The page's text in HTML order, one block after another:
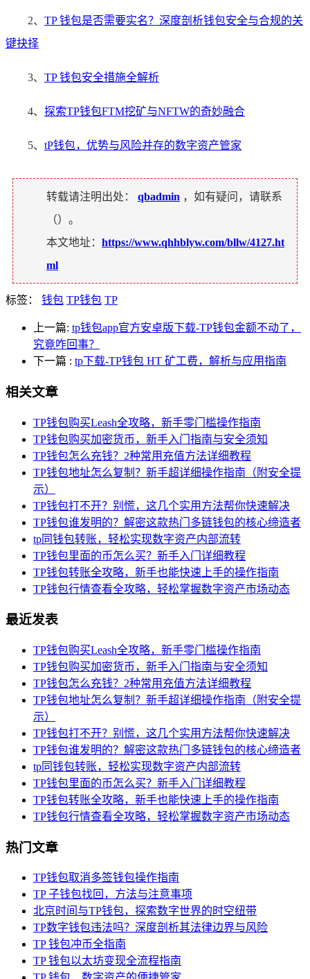
2、 TP 钱包是否需要实名？深度剖析钱包安全与合规的关
键抉择
3、 TP 钱包安全措施全解析
4、 探索TP钱包FTM挖矿与NFTW的奇妙融合
5、 tP钱包，优势与风险并存的数字资产管家
转载请注明出处： qbadmin ，如有疑问，请联系
（）。
本文地址： https://www.qhhblyw.com/bllw/4127.ht
ml
标签： 钱包 TP钱包 TP
上一篇: tp钱包app官方安卓版下载-TP钱包金额不动了，
究竟咋回事？
下一篇 : tp下载-TP钱包 HT 矿工费，解析与应用指南
相关文章
TP钱包购买Leash全攻略，新手零门槛操作指南
TP钱包购买加密货币，新手入门指南与安全须知
TP钱包怎么充钱？2种常用充值方法详细教程
TP钱包地址怎么复制？新手超详细操作指南（附安全提
示）
TP钱包打不开？别慌，这几个实用方法帮你快速解决
TP钱包谁发明的？解密这款热门多链钱包的核心缔造者
tp同钱包转账，轻松实现数字资产内部流转
TP钱包里面的币怎么买？新手入门详细教程
TP钱包转账全攻略，新手也能快速上手的操作指南
TP钱包行情查看全攻略，轻松掌握数字资产市场动态
最近发表
TP钱包购买Leash全攻略，新手零门槛操作指南
TP钱包购买加密货币，新手入门指南与安全须知
TP钱包怎么充钱？2种常用充值方法详细教程
TP钱包地址怎么复制？新手超详细操作指南（附安全提
示）
TP钱包打不开？别慌，这几个实用方法帮你快速解决
TP钱包谁发明的？解密这款热门多链钱包的核心缔造者
tp同钱包转账，轻松实现数字资产内部流转
TP钱包里面的币怎么买？新手入门详细教程
TP钱包转账全攻略，新手也能快速上手的操作指南
TP钱包行情查看全攻略，轻松掌握数字资产市场动态
热门文章
TP钱包取消多签钱包操作指南
TP 子钱包找回，方法与注意事项
北京时间与TP钱包，探索数字世界的时空纽带
TP数字钱包违法吗？深度剖析其法律边界与风险
TP 钱包冲币全指南
TP 钱包以太坊变现全流程指南